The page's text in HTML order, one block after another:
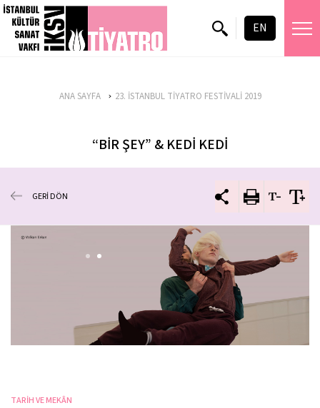
EN
ANA SAYFA 23. İSTANBUL TİYATRO FESTİVALİ 2019
“BİR ŞEY” & KEDİ KEDİ
GERİ DÖN
TARİH VE MEKÂN